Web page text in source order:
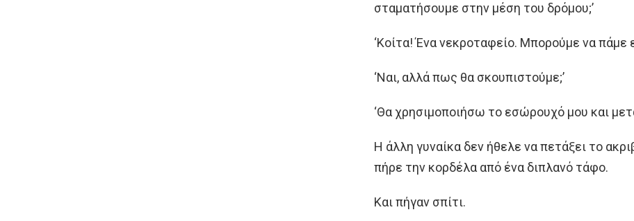
σταματήσουμε στην μέση του δρόμου;’
‘Κοίτα! Ένα νεκροταφείο. Μπορούμε να πάμε
‘Ναι, αλλά πως θα σκουπιστούμε;’
‘Θα χρησιμοποιήσω το εσώρουχό μου και
Η άλλη γυναίκα δεν ήθελε να πετάξει το
πήρε την κορδέλα από ένα διπλανό τάφο.
Και πήγαν σπίτι.